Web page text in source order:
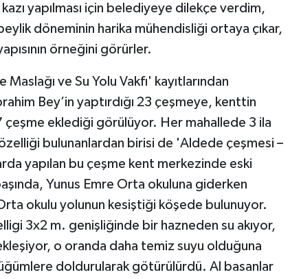
yapılması için belediyeye dilekçe verdim,
döneminin harika mühendisliği ortaya çıkar,
örneğini görürler.
ve Su Yolu Vakfı' kayıtlarından
Bey’in yaptırdığı 23 çeşmeye, kenttin
çeşme eklediği görülüyor. Her mahallede 3 ila
bulunanlardan birisi de 'Aldede çeşmesi –
yapılan bu çeşme kent merkezinde eski
Yunus Emre Orta okuluna giderken
okulu yolunun kesiştiği köşede bulunuyor.
3x2 m. genişliğinde bir hazneden su akıyor,
o oranda daha temiz suyu olduğuna
doldurularak götürülürdü. Al basanlar